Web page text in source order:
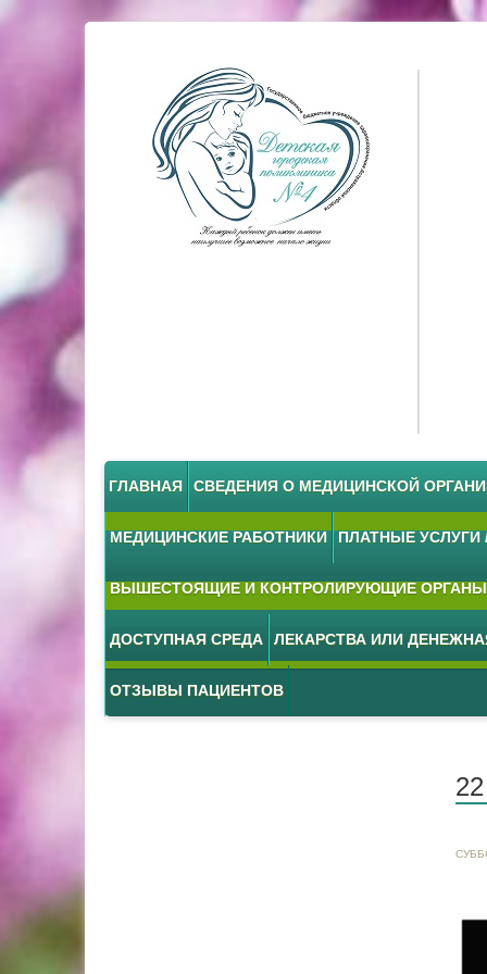
ГЛАВНАЯ СВЕДЕНИЯ О МЕДИЦИНСКОЙ
МЕДИЦИНСКИЕ РАБОТНИКИ ПЛАТНЫЕ УСЛУГИ /
ВЫШЕСТОЯЩИЕ И КОНТРОЛИРУЮЩИЕ ОРГАНЫ
ДОСТУПНАЯ СРЕДА ЛЕКАРСТВА ИЛИ
ОТЗЫВЫ ПАЦИЕНТОВ